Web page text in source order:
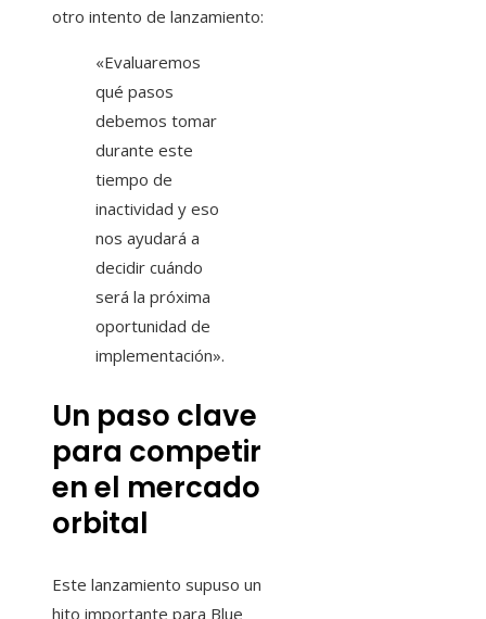
otro intento de lanzamiento:
«Evaluaremos
qué pasos
debemos tomar
durante este
tiempo de
inactividad y eso
nos ayudará a
decidir cuándo
será la próxima
oportunidad de
implementación».
Un paso clave
para competir
en el mercado
orbital
Este lanzamiento supuso un
hito importante para Blue